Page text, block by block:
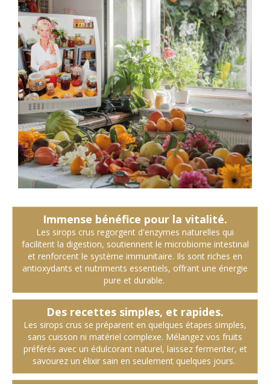
Immense bénéfice pour la vitalité.
Les sirops crus regorgent d'enzymes naturelles qui
facilitent la digestion, soutiennent le microbiome intestinal
et renforcent le système immunitaire. Ils sont riches en
antioxydants et nutriments essentiels, offrant une énergie
pure et durable.
Des recettes simples, et rapides.
Les sirops crus se préparent en quelques étapes simples,
sans cuisson ni matériel complexe. Mélangez vos fruits
préférés avec un édulcorant naturel, laissez fermenter, et
savourez un élixir sain en seulement quelques jours.